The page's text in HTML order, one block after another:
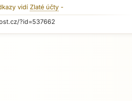
vidí Zlaté účty -
?id=537662